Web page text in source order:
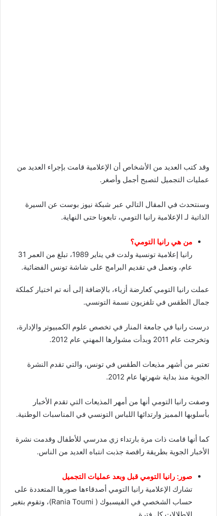
وقد كتب العديد من الأشخاص أن الإعلامية قامت بإجراء العديد من
عمليات التجميل لتصبح أجمل وأصغر.
وسنتحدث في المقال التالي عبر شبكة نيوز بوست عن السيرة
الذاتية لـ الإعلامية رانيا التومي، تابعونا حتى النهاية.
من هي رانيا التومي؟
رانيا إعلامية تونسية ولدت في يناير 1989، تبلغ من العمر 31
عام، وتعمل في تقديم البرامج على شاشة تونس الفضائية.
عملت رانيا التومي كعارضة أزياء، بالإضافة إلى أنه تم اختيار كملكة
جمال الطقس في تلفزيون نسمة التونسي.
درست رانيا في جامعة المنار في تخصص علوم الكمبيوتر والإدارة،
وتخرجت عام 2011 وبدأت مشوارها المهني عام 2012.
تعتبر من أشهر مذيعات الطقس في تونس، والتي تقدم النشرة
الجوية منذ بداية شهرتها عام 2012.
وصفت رانيا التومي أنها من أمهر المذيعات التي تقدم الأخبار
بأسلوبها المميز وارتدائها اللباس التونسي في المناسبات الوطنية.
كما أنها قامت ذات مرة بارتداء زي مدرسي للأطفال وقدمت نشرة
الأخبار الجوية بطريقة راقصة جذبت انتباه العديد من الناس.
صور: رانيا التومي قبل وبعد عمليات التجميل
تشارك الإعلامية رانيا التومي أصدقاءها صورها المتعددة على
حساب الشخصي في الفيسبوك ( Rania Toumi)، وتقوم بتغير